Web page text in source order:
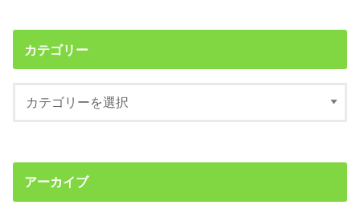
カテゴリー
アーカイブ